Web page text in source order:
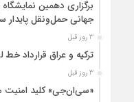
برگزاری دهمین
جهانی حمل‌ونقل پایدار
3 روز قبل
ترکیه و عراق قرارداد خط
3 روز قبل
«سی‌ان‌جی» کلید امنیت